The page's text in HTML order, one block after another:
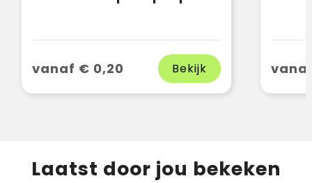
vanaf € 0,20 Bekijk
Laatst door jou bekeken